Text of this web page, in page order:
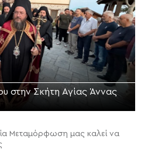
στην Σκήτη Αγίας Άννας
Μεταμόρφωση μας καλεί να